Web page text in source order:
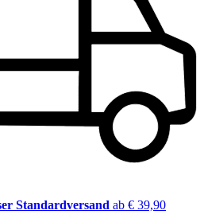
Standardversand ab € 39,90